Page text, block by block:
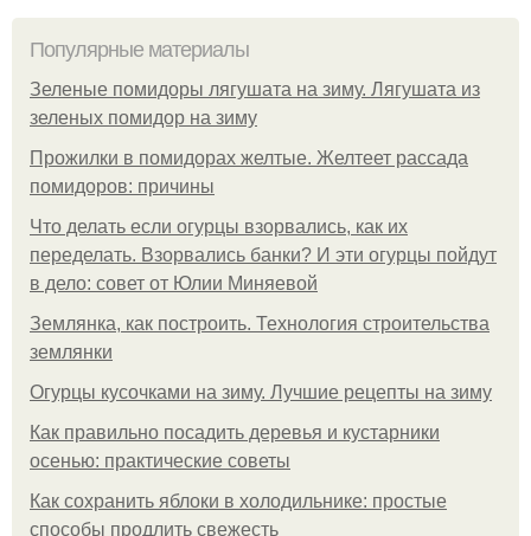
Популярные материалы
Зеленые помидоры лягушата на зиму. Лягушата из
зеленых помидор на зиму
Прожилки в помидорах желтые. Желтеет рассада
помидоров: причины
Что делать если огурцы взорвались, как их
переделать. Взорвались банки? И эти огурцы пойдут
в дело: совет от Юлии Миняевой
Землянка, как построить. Технология строительства
землянки
Огурцы кусочками на зиму. Лучшие рецепты на зиму
Как правильно посадить деревья и кустарники
осенью: практические советы
Как сохранить яблоки в холодильнике: простые
способы продлить свежесть